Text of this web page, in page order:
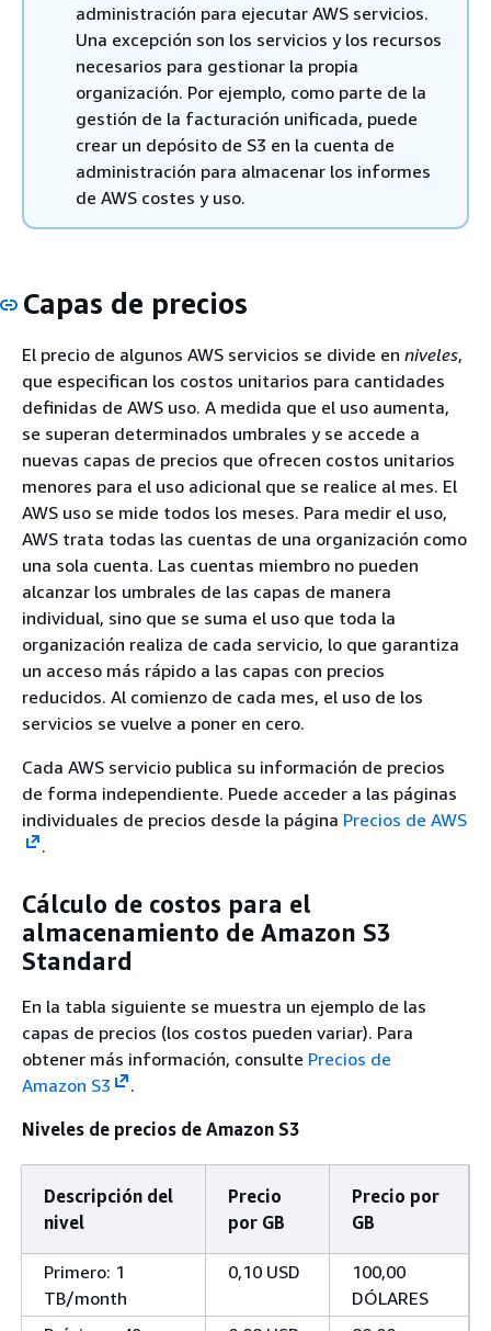
administración para ejecutar AWS servicios.
Una excepción son los servicios y los recursos
necesarios para gestionar la propia
organización. Por ejemplo, como parte de la
gestión de la facturación unificada, puede
crear un depósito de S3 en la cuenta de
administración para almacenar los informes
de AWS costes y uso.
Capas de precios
El precio de algunos AWS servicios se divide en niveles,
que especifican los costos unitarios para cantidades
definidas de AWS uso. A medida que el uso aumenta,
se superan determinados umbrales y se accede a
nuevas capas de precios que ofrecen costos unitarios
menores para el uso adicional que se realice al mes. El
AWS uso se mide todos los meses. Para medir el uso,
AWS trata todas las cuentas de una organización como
una sola cuenta. Las cuentas miembro no pueden
alcanzar los umbrales de las capas de manera
individual, sino que se suma el uso que toda la
organización realiza de cada servicio, lo que garantiza
un acceso más rápido a las capas con precios
reducidos. Al comienzo de cada mes, el uso de los
servicios se vuelve a poner en cero.
Cada AWS servicio publica su información de precios
de forma independiente. Puede acceder a las páginas
individuales de precios desde la página Precios de AWS
.
Cálculo de costos para el
almacenamiento de Amazon S3
Standard
En la tabla siguiente se muestra un ejemplo de las
capas de precios (los costos pueden variar). Para
obtener más información, consulte Precios de
Amazon S3
.
Niveles de precios de Amazon S3
Descripción del
nivel
Precio
por GB
Precio por
GB
Primero: 1
TB/month
0,10 USD
100,00
DÓLARES